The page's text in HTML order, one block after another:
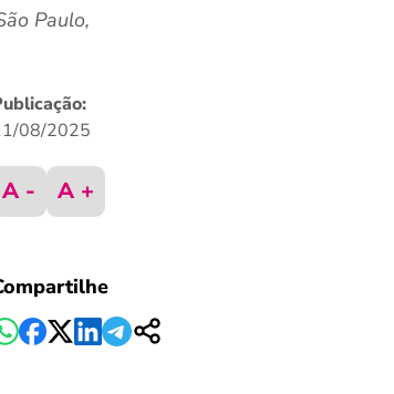
Paulo,
08/2025
A - A +